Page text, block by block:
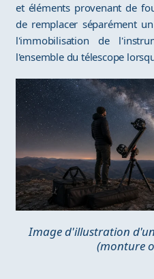
et éléments provenant de
de remplacer séparément
l'immobilisation de
l'ensemble du télescope
Image d'illustration d'un
(monture